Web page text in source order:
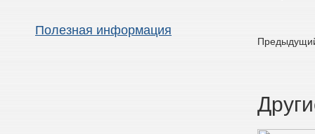
Полезная информация